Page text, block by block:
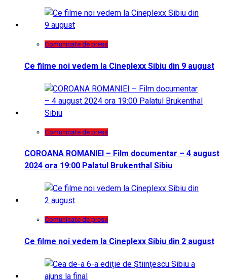
Comunicate de presa
Ce filme noi vedem la Cineplexx Sibiu din 9 august
Comunicate de presa
COROANA ROMANIEI – Film documentar – 4 august
2024 ora 19:00 Palatul Brukenthal Sibiu
Comunicate de presa
Ce filme noi vedem la Cineplexx Sibiu din 2 august